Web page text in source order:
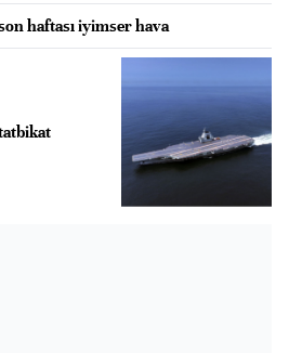
haftası iyimser hava